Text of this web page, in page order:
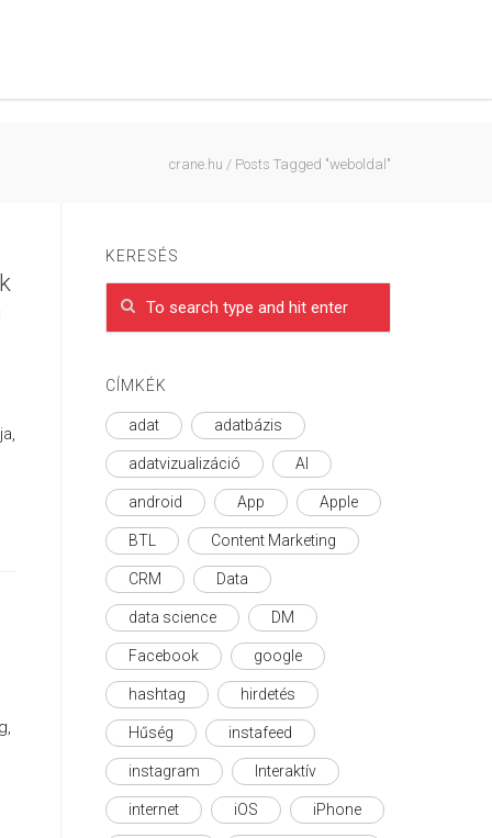
crane.hu / Posts Tagged "weboldal"
KERESÉS
CÍMKÉK
adat adatbázis
adatvizualizáció AI
android App Apple
BTL Content Marketing
CRM Data
data science DM
Facebook google
hashtag hirdetés
Hűség instafeed
instagram Interaktív
internet iOS iPhone